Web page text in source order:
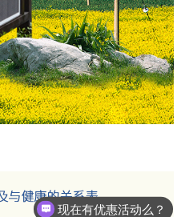
可以介绍下你们的产品么？